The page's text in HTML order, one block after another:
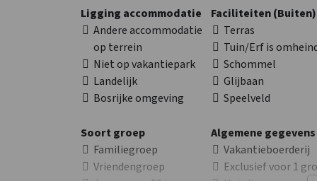
Ligging accommodatie
Andere accommodatie
op terrein
Niet op vakantiepark
Landelijk
Bosrijke omgeving
Faciliteiten (Buiten)
Terras
Tuin/Erf is
Schommel
Glijbaan
Speelveld
Soort groep
Familiegroep
Vriendengroep
Algemene gegevens
Vakantieboerderij
Exclusief voor 1